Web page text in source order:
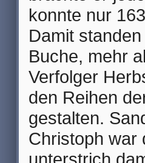
konnte nur
Damit
Buche, mehr
Verfolger
den Reihen
gestalten.
Christoph war